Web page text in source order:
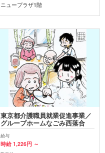
ニュープラザ1階
東京都介護職員就業促進事業／
グループホームなごみ西落合
給与
時給 1,226円 ～